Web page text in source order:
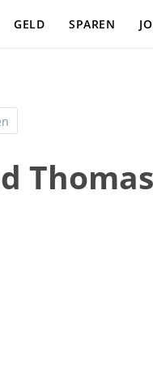
GELD SPAREN